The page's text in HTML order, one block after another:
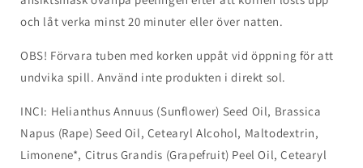
och låt verka minst 20 minuter eller över natten.
OBS! Förvara tuben med korken uppåt vid öppning för att
undvika spill. Använd inte produkten i direkt sol.
INCI: Helianthus Annuus (Sunflower) Seed Oil, Brassica
Napus (Rape) Seed Oil, Cetearyl Alcohol, Maltodextrin,
Limonene*, Citrus Grandis (Grapefruit) Peel Oil, Cetearyl